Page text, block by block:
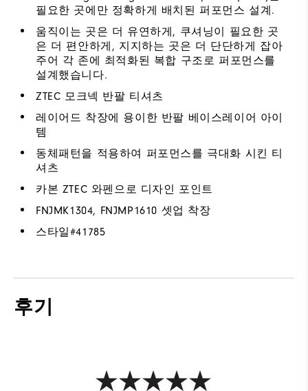
필요한 곳에만 정확하게 배치된 퍼포먼스 설계.
움직이는 곳은 더 유연하게, 쿠셔닝이 필요한 곳
은 더 편안하게, 지지하는 곳은 더 단단하게 잡아
주어 각 존에 최적화된 복합 구조로 퍼포먼스를
설계했습니다.
ZTEC 모크넥 반팔 티셔츠
레이어드 착장에 용이한 반팔 베이스레이어 아이
템
동체패턴을 적용하여 퍼포먼스를 극대화 시킨 티
셔츠
카본 ZTEC 와펜으로 디자인 포인트
FNJMK1304, FNJMP1610 셋업 착장
스타일#41785
후기